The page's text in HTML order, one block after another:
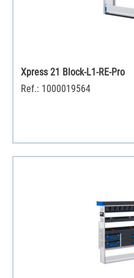
Xpress 21 Block-L1-RE-Pro
Ref.: 1000019564